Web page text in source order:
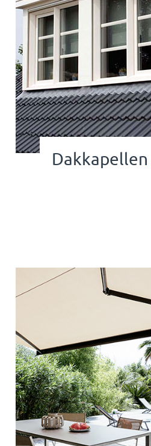
Dakkapellen